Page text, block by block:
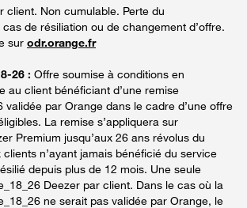
client. Non cumulable. Perte du
de résiliation ou de changement d’offre.
sur odr.orange.fr
26 : Offre soumise à conditions en
au client bénéficiant d’une remise
validée par Orange dans le cadre d’une offre
La remise s’appliquera sur
Premium jusqu’aux 26 ans révolus du
n’ayant jamais bénéficié du service
depuis plus de 12 mois. Une seule
Deezer par client. Dans le cas où la
ne serait pas validée par Orange, le